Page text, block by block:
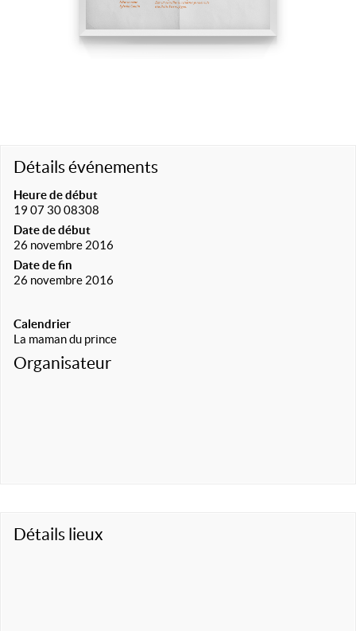
Détails événements
Heure de début
19 07 30 08308
Date de début
26 novembre 2016
Date de fin
26 novembre 2016
Calendrier
La maman du prince
Organisateur
Détails lieux